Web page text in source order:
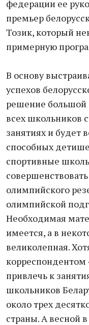
федерации ее
премьер
Тозик, который
примерную
В основу
успехов
решение большой
всех школьников
занятиях и будет
способных
спортивные
олимпийского
олимпийской
Необходимая
имеется, а в
великолепная.
корреспондентом
привлечь к
школьников
около трех
страны. А весной